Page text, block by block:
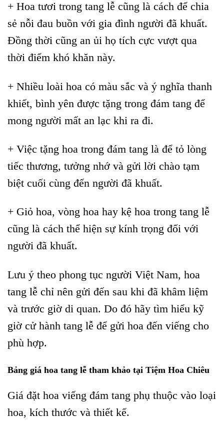
+ Hoa tươi trong tang lễ cũng là cách để chia
sẻ nỗi đau buồn với gia đình người đã khuất.
Đồng thời cũng an ủi họ tích cực vượt qua
thời điểm khó khăn này.
+ Nhiều loài hoa có màu sắc và ý nghĩa thanh
khiết, bình yên được tặng trong đám tang để
mong người mất an lạc khi ra đi.
+ Việc tặng hoa trong đám tang là để tỏ lòng
tiếc thương, tưởng nhớ và gửi lời chào tạm
biệt cuối cùng đến người đã khuất.
+ Giỏ hoa, vòng hoa hay kệ hoa trong tang lễ
cũng là cách thể hiện sự kính trọng đối với
người đã khuất.
Lưu ý theo phong tục người Việt Nam, hoa
tang lễ chỉ nên gửi đến sau khi đã khâm liệm
và trước giờ di quan. Do đó hãy tìm hiểu kỹ
giờ cử hành tang lễ để gửi hoa đến viếng cho
phù hợp.
Bảng giá hoa tang lễ tham khảo tại Tiệm Hoa Chiêu
Giá đặt hoa viếng đám tang phụ thuộc vào loại
hoa, kích thước và thiết kế.